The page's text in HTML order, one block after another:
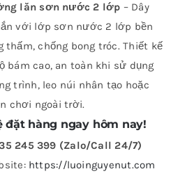
lăn sơn nước 2 lớp – Dây
với lớp sơn nước 2 lớp bền
thấm, chống bong tróc. Thiết kế
bám cao, an toàn khi sử dụng
trình, leo núi nhân tạo hoặc
chơi ngoài trời.
đặt hàng ngay hôm nay!
245 399 (Zalo/Call 24/7)
https://luoinguyenut.com